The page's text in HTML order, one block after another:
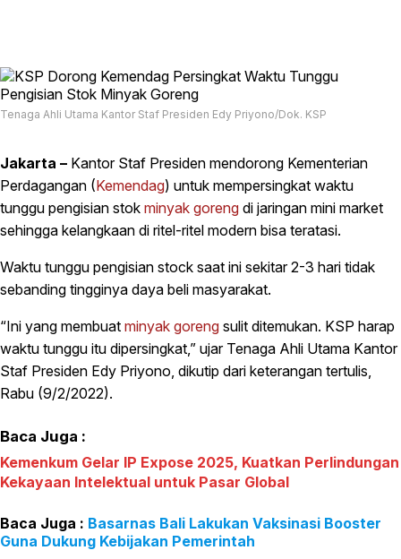
Tenaga Ahli Utama Kantor Staf Presiden Edy Priyono/Dok. KSP
Jakarta – Kantor Staf Presiden mendorong Kementerian
Perdagangan (Kemendag) untuk mempersingkat waktu
tunggu pengisian stok minyak goreng di jaringan mini market
sehingga kelangkaan di ritel-ritel modern bisa teratasi.
Waktu tunggu pengisian stock saat ini sekitar 2-3 hari tidak
sebanding tingginya daya beli masyarakat.
“Ini yang membuat minyak goreng sulit ditemukan. KSP harap
waktu tunggu itu dipersingkat,” ujar Tenaga Ahli Utama Kantor
Staf Presiden Edy Priyono, dikutip dari keterangan tertulis,
Rabu (9/2/2022).
Baca Juga :
Kemenkum Gelar IP Expose 2025, Kuatkan Perlindungan
Kekayaan Intelektual untuk Pasar Global
Basarnas Bali Lakukan Vaksinasi Booster
Guna Dukung Kebijakan Pemerintah